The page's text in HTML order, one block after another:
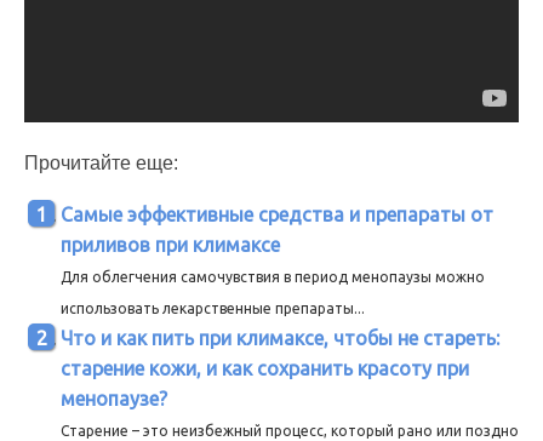
Прочитайте еще:
Самые эффективные средства и препараты от
приливов при климаксе
Для облегчения самочувствия в период менопаузы можно
использовать лекарственные препараты...
Что и как пить при климаксе, чтобы не стареть:
старение кожи, и как сохранить красоту при
менопаузе?
Старение – это неизбежный процесс, который рано или поздно